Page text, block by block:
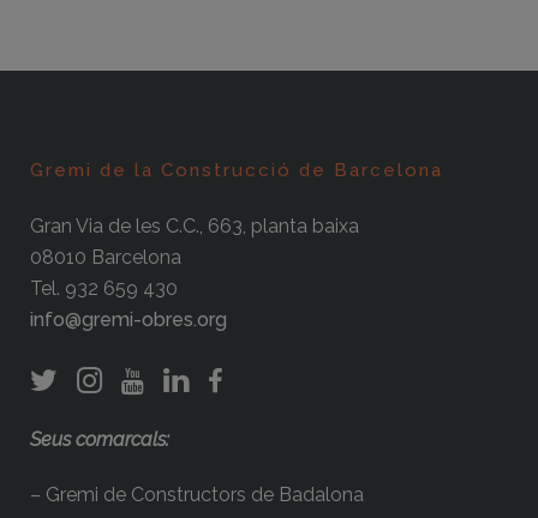
Gremi de la Construcció de Barcelona
Gran Via de les C.C., 663, planta baixa
08010 Barcelona
Tel. 932 659 430
info@gremi-obres.org
Seus comarcals:
– Gremi de Constructors de Badalona